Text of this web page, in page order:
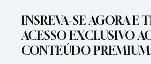
INSREVA-SE AGORA E
ACESSO EXCLUSIVO
CONTEÚDO